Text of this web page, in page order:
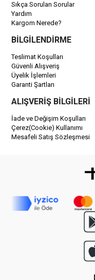
Sıkça Sorulan Sorular
Yardım
Kargom Nerede?
BİLGİLENDİRME
Teslimat Koşulları
Güvenli Alışveriş
Üyelik İşlemleri
Garanti Şartları
ALIŞVERİŞ BİLGİLERİ
İade ve Değişim Koşulları
Çerez(Cookie) Kullanımı
Mesafeli Satış Sözleşmesi